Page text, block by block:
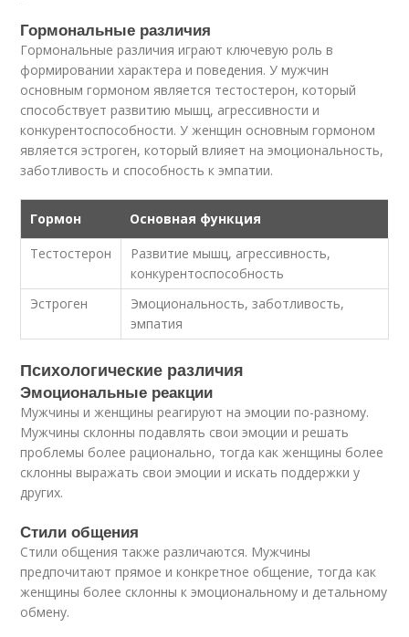
Гормональные различия
Гормональные различия играют ключевую роль в
формировании характера и поведения. У мужчин
основным гормоном является тестостерон, который
способствует развитию мышц, агрессивности и
конкурентоспособности. У женщин основным гормоном
является эстроген, который влияет на эмоциональность,
заботливость и способность к эмпатии.
Гормон
Основная функция
Тестостерон
Развитие мышц, агрессивность,
конкурентоспособность
Эстроген
Эмоциональность, заботливость,
эмпатия
Психологические различия
Эмоциональные реакции
Мужчины и женщины реагируют на эмоции по-разному.
Мужчины склонны подавлять свои эмоции и решать
проблемы более рационально, тогда как женщины более
склонны выражать свои эмоции и искать поддержки у
других.
Стили общения
Стили общения также различаются. Мужчины
предпочитают прямое и конкретное общение, тогда как
женщины более склонны к эмоциональному и детальному
обмену.